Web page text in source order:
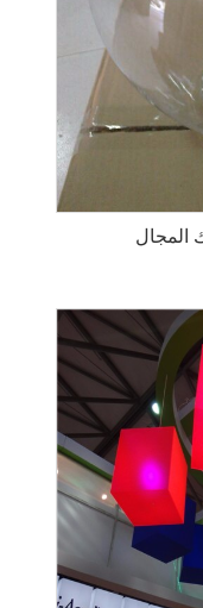
المجال